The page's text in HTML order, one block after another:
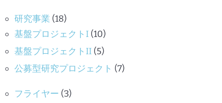
研究事業 (18)
基盤プロジェクトI (10)
基盤プロジェクトII (5)
公募型研究プロジェクト (7)
フライヤー (3)